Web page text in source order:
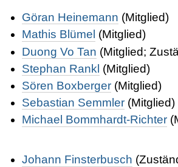
Göran Heinemann (Mitglied)
Mathis Blümel (Mitglied)
Duong Vo Tan (Mitglied;
Stephan Rankl (Mitglied)
Sören Boxberger (Mitglied)
Sebastian Semmler (Mitglied)
Michael Bommhardt-Richter
Johann Finsterbusch